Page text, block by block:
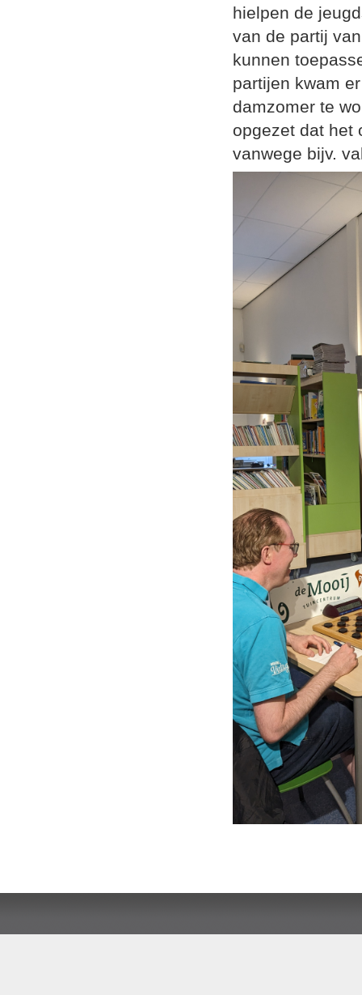
hielpen de
van de partij
kunnen
partijen kwam
damzomer te
opgezet dat het
vanwege bijv.